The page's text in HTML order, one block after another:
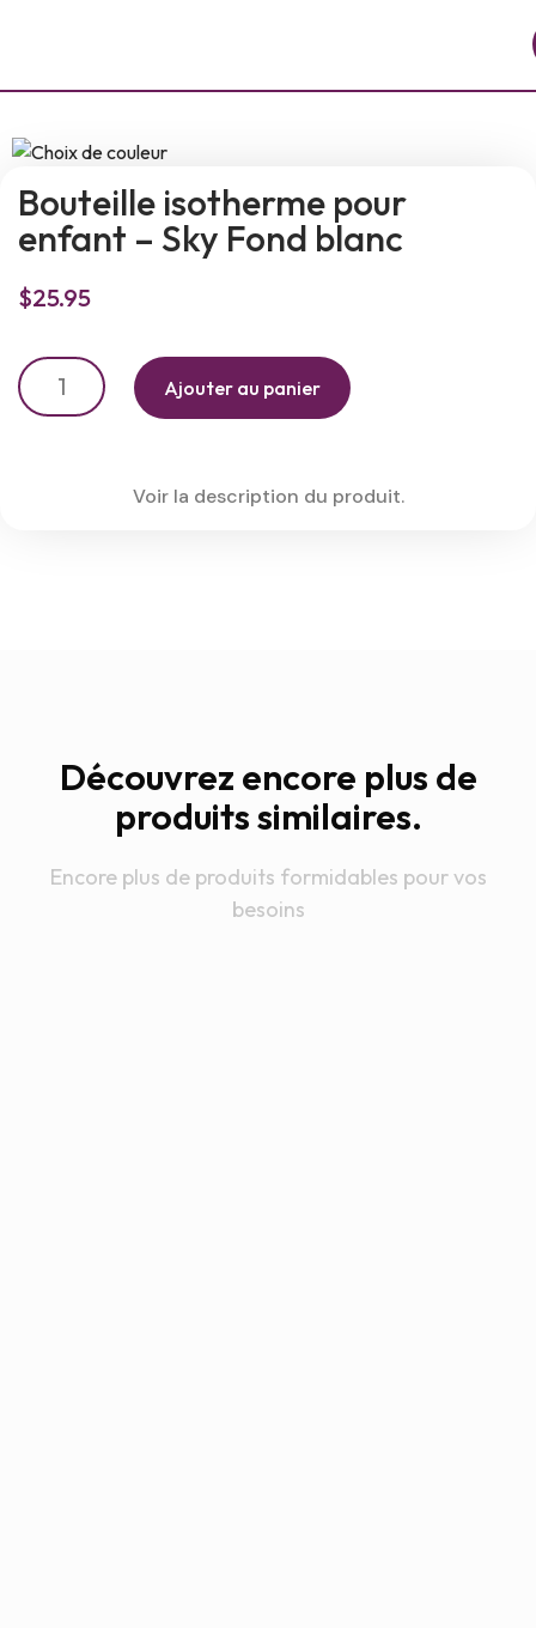
Bouteille isotherme pour
enfant – Sky Fond blanc
$25.95
Ajouter au panier
Voir la description du produit.
Découvrez encore plus de
produits similaires.
Encore plus de produits formidables pour vos
besoins